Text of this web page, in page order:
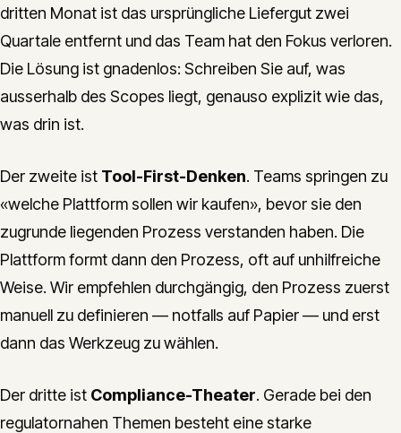
dritten Monat ist das ursprüngliche Liefergut zwei
Quartale entfernt und das Team hat den Fokus verloren.
Die Lösung ist gnadenlos: Schreiben Sie auf, was
ausserhalb des Scopes liegt, genauso explizit wie das,
was drin ist.
Der zweite ist Tool-First-Denken. Teams springen zu
«welche Plattform sollen wir kaufen», bevor sie den
zugrunde liegenden Prozess verstanden haben. Die
Plattform formt dann den Prozess, oft auf unhilfreiche
Weise. Wir empfehlen durchgängig, den Prozess zuerst
manuell zu definieren — notfalls auf Papier — und erst
dann das Werkzeug zu wählen.
Der dritte ist Compliance-Theater. Gerade bei den
regulatornahen Themen besteht eine starke